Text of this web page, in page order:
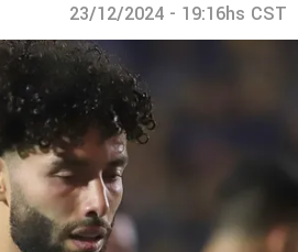
23/12/2024 - 19:16hs CST